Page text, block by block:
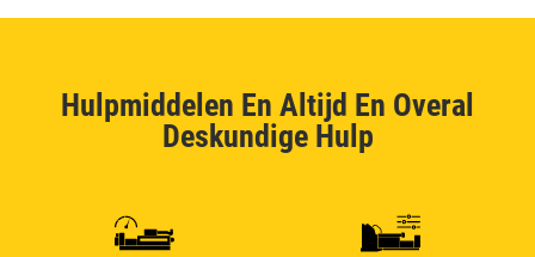
Hulpmiddelen En Altijd En Overal
Deskundige Hulp